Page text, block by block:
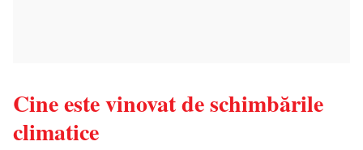
Cine este vinovat de schimbările
climatice